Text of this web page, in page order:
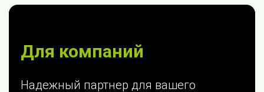
Для компаний
Надежный партнер для вашего